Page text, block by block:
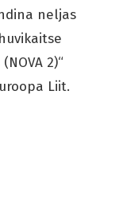
neljas
2)“
Liit.